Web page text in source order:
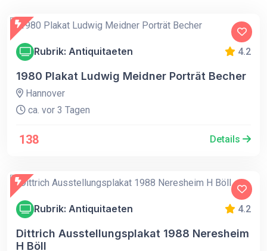
Rubrik: Antiquitaeten 4.2
1980 Plakat Ludwig Meidner Porträt Becher
Hannover
ca. vor 3 Tagen
138 Details
Rubrik: Antiquitaeten 4.2
Dittrich Ausstellungsplakat 1988 Neresheim
H Böll